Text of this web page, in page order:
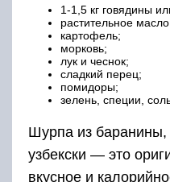
1-1,5 кг говядины
растительное
картофель;
морковь;
лук и чеснок;
сладкий перец;
помидоры;
зелень, специи,
Шурпа из баранины,
узбекски — это
вкусное и